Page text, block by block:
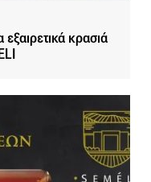
κρασιά